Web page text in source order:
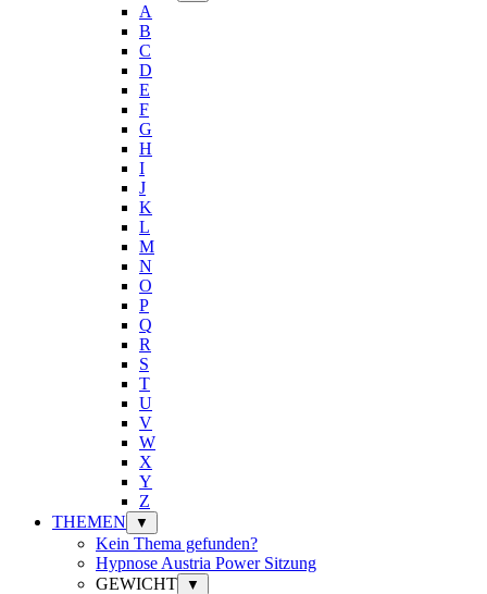
A
B
C
D
E
F
G
H
I
J
K
L
M
N
O
P
Q
R
S
T
U
V
W
X
Y
Z
THEMEN
▼
Kein Thema gefunden?
Hypnose Austria Power Sitzung
GEWICHT
▼